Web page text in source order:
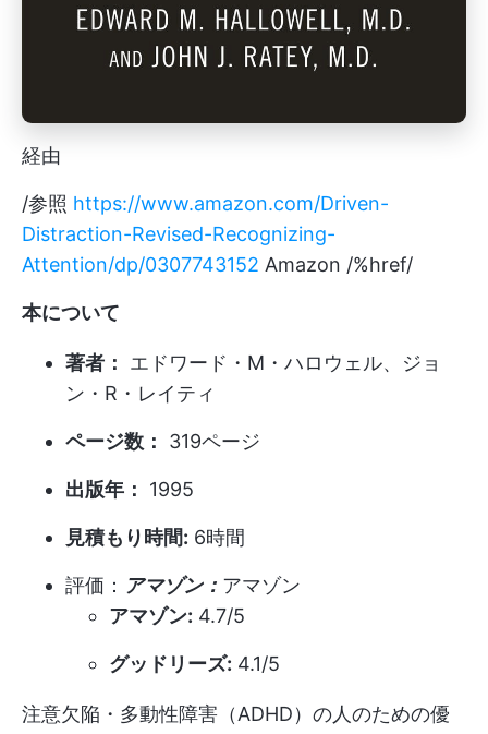
経由
/参照 https://www.amazon.com/Driven-
Distraction-Revised-Recognizing-
Attention/dp/0307743152 Amazon /%href/
本について
著者：
エドワード・M・ハロウェル、ジョ
ン・R・レイティ
ページ数： 319ページ
出版年： 1995
見積もり時間: 6時間
評価： アマゾン： アマゾン
アマゾン: 4.7/5
グッドリーズ: 4.1/5
注意欠陥・多動性障害（ADHD）の人のための優